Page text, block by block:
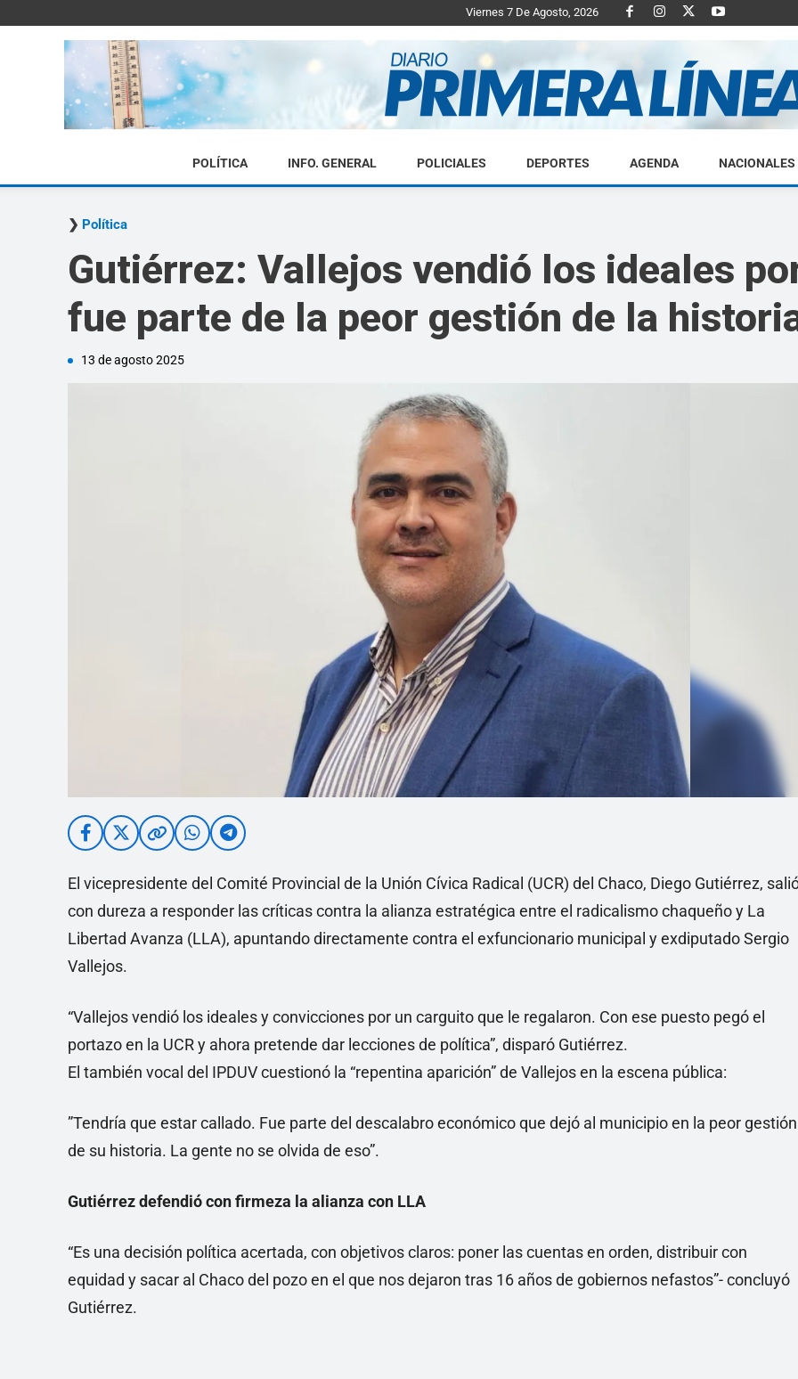
Viernes 7 De Agosto, 2026
Diario
Primera
POLÍTICA INFO. GENERAL POLICIALES DEPORTES AGENDA NACIONALES
Política
Gutiérrez: Vallejos vendió los ideales
fue parte de la peor gestión de la
13 de agosto 2025
El vicepresidente del Comité Provincial de la Unión Cívica Radical (UCR) del Chaco, Diego Gutiérrez,
con dureza a responder las críticas contra la alianza estratégica entre el radicalismo chaqueño y La
Libertad Avanza (LLA), apuntando directamente contra el exfuncionario municipal y exdiputado Sergio
Vallejos.
“Vallejos vendió los ideales y convicciones por un carguito que le regalaron. Con ese puesto pegó el
portazo en la UCR y ahora pretende dar lecciones de política”, disparó Gutiérrez.
El también vocal del IPDUV cuestionó la “repentina aparición” de Vallejos en la escena pública:
”Tendría que estar callado. Fue parte del descalabro económico que dejó al municipio en la peor gestión
de su historia. La gente no se olvida de eso”.
Gutiérrez defendió con firmeza la alianza con LLA
“Es una decisión política acertada, con objetivos claros: poner las cuentas en orden, distribuir con
equidad y sacar al Chaco del pozo en el que nos dejaron tras 16 años de gobiernos nefastos”- concluyó
Gutiérrez.